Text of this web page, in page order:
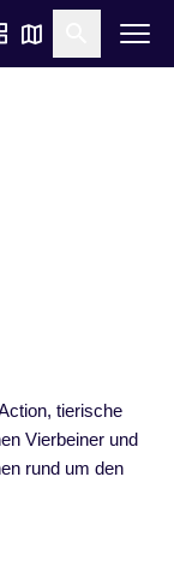
Suche
tierische
Vierbeiner und
rund um den